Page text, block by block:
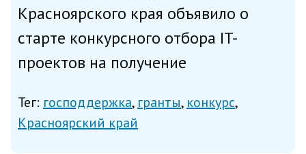
Красноярского края объявило о
старте конкурсного отбора IT-
проектов на получение
участие в конкурсе принимаются до
28 августа. Гранты на разработку
Тег: господдержка гранты конкурс
Красноярский край